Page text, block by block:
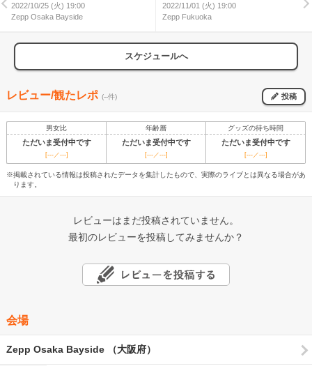
2022/10/25 (火) 19:00
Zepp Osaka Bayside
2022/11/01 (火) 19:00
Zepp Fukuoka
スケジュールへ
レビュー/観たレポ (--件) 投稿
男女比 年齢層 グッズの待ち時間
ただいま受付中です ただいま受付中です ただいま受付中です
[---／---] [---／---] [---／---]
※掲載されている情報は投稿されたデータを集計したもので、実際のライブとは異なる場合があ
ります。
レビューはまだ投稿されていません。
最初のレビューを投稿してみませんか？
会場
Zepp Osaka Bayside （大阪府）